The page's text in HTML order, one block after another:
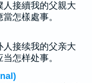
接續我的父親大
怎樣處事。
接续我的父亲大
怎样处事。